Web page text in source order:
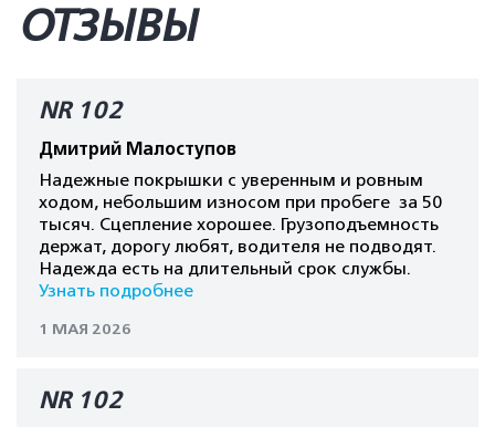
ОТЗЫВЫ
NR 102
Дмитрий Малоступов
Надежные покрышки с уверенным и ровным
ходом, небольшим износом при пробеге за 50
тысяч. Сцепление хорошее. Грузоподъемность
держат, дорогу любят, водителя не подводят.
Надежда есть на длительный срок службы.
Узнать подробнее
1 МАЯ 2026
NR 102